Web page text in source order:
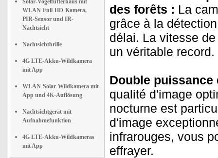
Solar-Vogelfutterhaus mit
WLAN-Full-HD-Kamera,
PIR-Sensor und IR-
Nachtsicht
Nachtsichtbrille
4G LTE-Akku-Wildkamera
mit App
WLAN-Solar-Wildkamera mit
App und 4K-Auflösung
Nachtsichtgerät mit
Aufnahmefunktion
4G LTE-Akku-Wildkameras
mit App
des forêts : La
grâce à la
délai. La vitesse
un véritable record.
Double
qualité d'image
nocturne est
d'image
infrarouges, vous
effrayer.